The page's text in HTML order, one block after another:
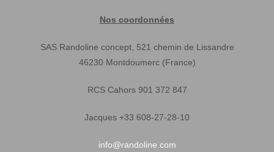
Nos coordonnées
SAS Randoline concept, 521 chemin de Lissandre
46230 Montdoumerc (France)
RCS Cahors 901 372 847
Jacques +33 608-27-28-10
info@randoline.com